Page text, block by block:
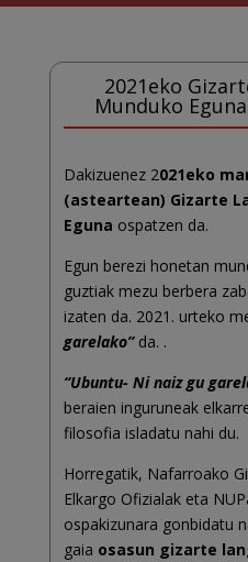
2021eko
Munduko
Dakizuenez 2021eko
(asteartean) Gizarte
Eguna ospatzen da.
Egun berezi honetan
guztiak mezu berbera
izaten da. 2021. urteko
garelako”da. .
“Ubuntu- Ni naiz gu
beraien inguruneak
filosofia isladatu nahi du.
Horregatik, Nafarroako
Elkargo Ofizialak eta
ospakizunara gonbidatu
gaia osasun gizarte